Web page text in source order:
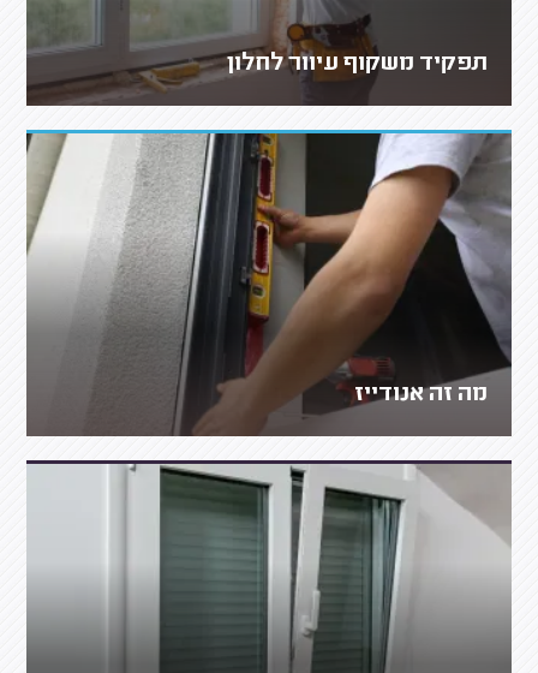
תפקיד משקוף עיוור לחלון
מה זה אנודייז